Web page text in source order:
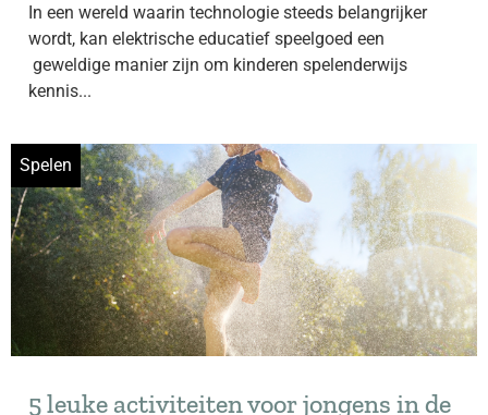
In een wereld waarin technologie steeds belangrijker
wordt, kan elektrische educatief speelgoed een
geweldige manier zijn om kinderen spelenderwijs
kennis...
Spelen
5 leuke activiteiten voor jongens in de